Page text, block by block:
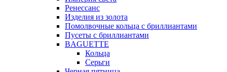
Ренессанс
Изделия из золота
Помолвочные кольца с бриллиантами
Пусеты с бриллиантами
BAGUETTE
Кольца
Серьги